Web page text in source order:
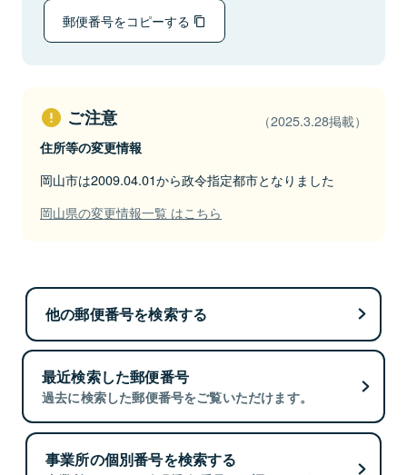
郵便番号をコピーする
ご注意 （2025.3.28掲載）
住所等の変更情報
岡山市は2009.04.01から政令指定都市となりました
岡山県の変更情報一覧 はこちら
他の郵便番号を検索する
最近検索した郵便番号
過去に検索した郵便番号をご覧いただけます。
事業所の個別番号を検索する